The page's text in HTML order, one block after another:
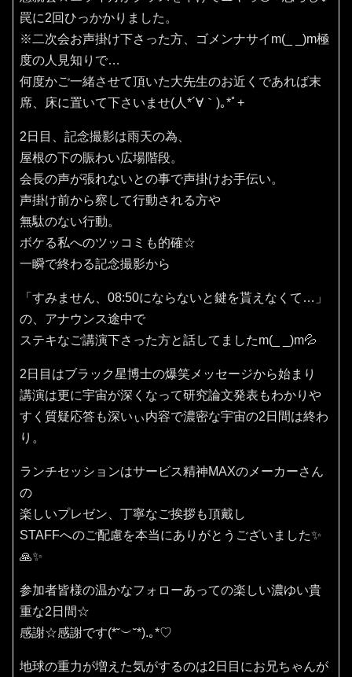
罠に2回ひっかかりました。
※二次会お声掛け下さった方、ゴメンナサイm(_ _)m極
度の人見知りで…
何度かご一緒させて頂いた大先生のお近くであれば末
席、床に置いて下さいませ(⁠人⁠*⁠´⁠∀⁠｀⁠)⁠｡⁠*ﾟ⁠+
2日目、記念撮影は雨天の為、
屋根の下の賑わい広場階段。
会長の声が張れないとの事で声掛けお手伝い。
声掛け前から察して行動される方や
無駄のない行動。
ボケる私へのツッコミも的確☆
一瞬で終わる記念撮影から
「すみません、08:50にならないと鍵を貰えなくて…」
の、アナウンス途中で
ステキなご講演下さった方と話してましたm(_ _)m💦
2日目はブラック星博士の爆笑メッセージから始まり
講演は更に宇宙が深くなって研究論文発表もわかりや
すく質疑応答も深いぃ内容で濃密な宇宙の2日間は終わ
り。
ランチセッションはサービス精神MAXのメーカーさん
の
楽しいプレゼン、丁寧なご挨拶も頂戴し
STAFFへのご配慮を本当にありがとうございました✨
🙏✨
参加者皆様の温かなフォローあっての楽しい濃ゆい貴
重な2日間☆
感謝☆感謝です(⁠*⁠˘⁠︶⁠˘⁠*⁠)⁠.⁠｡⁠*⁠♡
地球の重力が増えた気がするのは2日目にお兄ちゃんが